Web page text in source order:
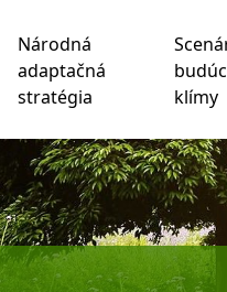
na meranie vášho
Národná
adaptačná
stratégia
klímy